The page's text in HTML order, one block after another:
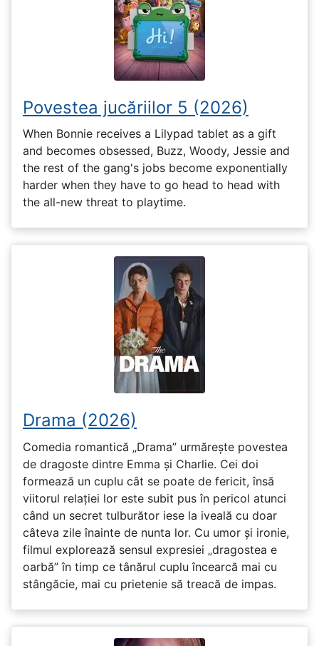
Povestea jucăriilor 5 (2026)
When Bonnie receives a Lilypad tablet as a gift
and becomes obsessed, Buzz, Woody, Jessie and
the rest of the gang's jobs become exponentially
harder when they have to go head to head with
the all-new threat to playtime.
Drama (2026)
Comedia romantică „Drama” urmărește povestea
de dragoste dintre Emma și Charlie. Cei doi
formează un cuplu cât se poate de fericit, însă
viitorul relației lor este subit pus în pericol atunci
când un secret tulburător iese la iveală cu doar
câteva zile înainte de nunta lor. Cu umor și ironie,
filmul explorează sensul expresiei „dragostea e
oarbă” în timp ce tânărul cuplu încearcă mai cu
stângăcie, mai cu prietenie să treacă de impas.